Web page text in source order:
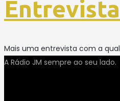
Mais uma entrevista com a
A Rádio JM sempre ao seu lado.